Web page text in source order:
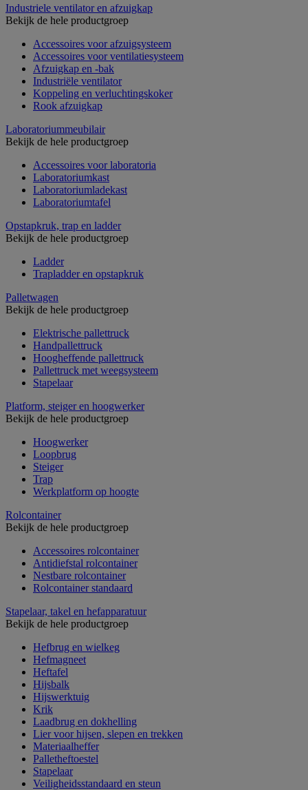
Industriele ventilator en afzuigkap
Bekijk de hele productgroep
Accessoires voor afzuigsysteem
Accessoires voor ventilatiesysteem
Afzuigkap en -bak
Industriële ventilator
Koppeling en verluchtingskoker
Rook afzuigkap
Laboratoriummeubilair
Bekijk de hele productgroep
Accessoires voor laboratoria
Laboratoriumkast
Laboratoriumladekast
Laboratoriumtafel
Opstapkruk, trap en ladder
Bekijk de hele productgroep
Ladder
Trapladder en opstapkruk
Palletwagen
Bekijk de hele productgroep
Elektrische pallettruck
Handpallettruck
Hoogheffende pallettruck
Pallettruck met weegsysteem
Stapelaar
Platform, steiger en hoogwerker
Bekijk de hele productgroep
Hoogwerker
Loopbrug
Steiger
Trap
Werkplatform op hoogte
Rolcontainer
Bekijk de hele productgroep
Accessoires rolcontainer
Antidiefstal rolcontainer
Nestbare rolcontainer
Rolcontainer standaard
Stapelaar, takel en hefapparatuur
Bekijk de hele productgroep
Hefbrug en wielkeg
Hefmagneet
Heftafel
Hijsbalk
Hijswerktuig
Krik
Laadbrug en dokhelling
Lier voor hijsen, slepen en trekken
Materiaalheffer
Palletheftoestel
Stapelaar
Veiligheidsstandaard en steun